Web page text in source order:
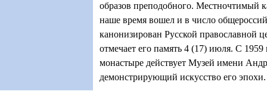
образов преподобного. Местночтимый
наше время вошел и в число
канонизирован Русской православной
отмечает его память 4 (17) июля. С
монастыре действует Музей имени
демонстрирующий искусство его эпохи.